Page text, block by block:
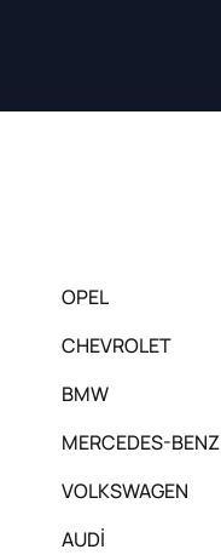
OPEL
CHEVROLET
BMW
MERCEDES-BENZ
VOLKSWAGEN
AUDİ